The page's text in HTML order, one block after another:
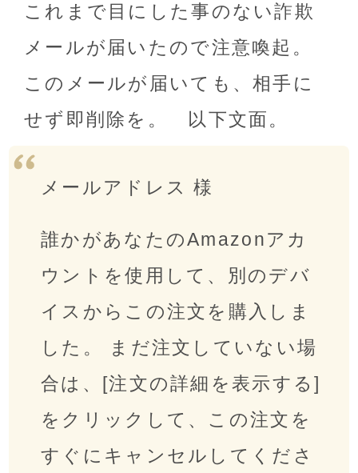
これまで目にした事のない詐欺
メールが届いたので注意喚起。
このメールが届いても、相手に
せず即削除を。 以下文面。
メールアドレス 様
誰かがあなたのAmazonアカ
ウントを使用して、別のデバ
イスからこの注文を購入しま
した。 まだ注文していない場
合は、[注文の詳細を表示する]
をクリックして、この注文を
すぐにキャンセルしてくださ